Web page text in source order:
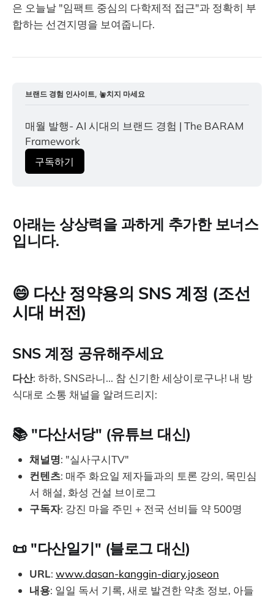
은 오늘날 "임팩트 중심의 다학제적 접근"과 정확히 부
합하는 선견지명을 보여줍니다.
브랜드 경험 인사이트, 놓치지 마세요
매월 발행- AI 시대의 브랜드 경험 | The BARAM
Framework
구독하기
아래는 상상력을 과하게 추가한 보너스
입니다.
😄 다산 정약용의 SNS 계정 (조선
시대 버전)
SNS 계정 공유해주세요
다산: 하하, SNS라니... 참 신기한 세상이로구나! 내 방
식대로 소통 채널을 알려드리지:
📚 "다산서당" (유튜브 대신)
채널명: "실사구시TV"
컨텐츠: 매주 화요일 제자들과의 토론 강의, 목민심
서 해설, 화성 건설 브이로그
구독자: 강진 마을 주민 + 전국 선비들 약 500명
📜 "다산일기" (블로그 대신)
URL: www.dasan-kanggin-diary.joseon
내용: 일일 독서 기록, 새로 발견한 약초 정보, 아들